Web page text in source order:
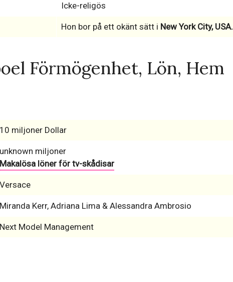
Icke-religös
Hon bor på ett okänt sätt i New York City, USA.
Förmögenhet, Lön, Hem
10 miljoner Dollar
unknown miljoner
Makalösa löner för tv-skådisar
Versace
Miranda Kerr, Adriana Lima & Alessandra Ambrosio
Next Model Management